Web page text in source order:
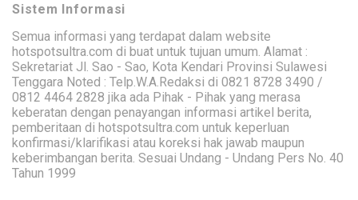
Sistem Informasi
Semua informasi yang terdapat dalam website
hotspotsultra.com di buat untuk tujuan umum. Alamat :
Sekretariat Jl. Sao - Sao, Kota Kendari Provinsi Sulawesi
Tenggara Noted : Telp.W.A.Redaksi di 0821 8728 3490 /
0812 4464 2828 jika ada Pihak - Pihak yang merasa
keberatan dengan penayangan informasi artikel berita,
pemberitaan di hotspotsultra.com untuk keperluan
konfirmasi/klarifikasi atau koreksi hak jawab maupun
keberimbangan berita. Sesuai Undang - Undang Pers No. 40
Tahun 1999